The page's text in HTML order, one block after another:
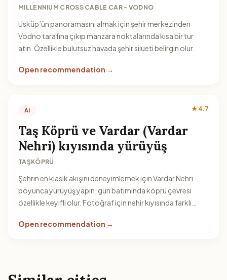
MILLENNIUM CROSS CABLE CAR - VODNO
Üsküp’ün panoramasını almak için şehir merkezinden
Vodno tarafına çıkıp manzara noktalarında kısa bir tur
atın. Özellikle bulutsuz havada şehir silueti belirgin olur.
Open recommendation →
AI ★ 4.7
Taş Köprü ve Vardar (Vardar
Nehri) kıyısında yürüyüş
TAŞKÖPRÜ
Şehrin en klasik akışını deneyimlemek için Vardar Nehri
boyunca yürüyüş yapın; gün batımında köprü çevresi
özellikle keyifli olur. Fotoğraf için nehir kıyısında farklı
Open recommendation →